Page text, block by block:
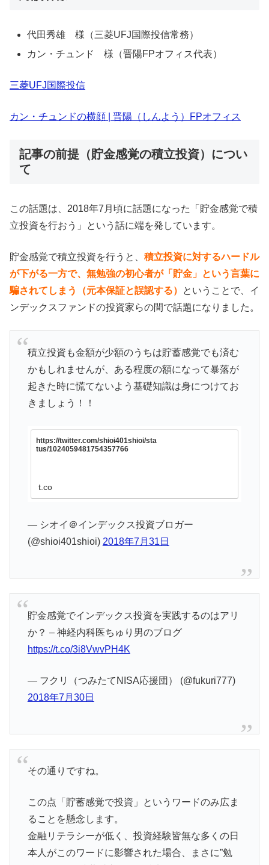
代田秀雄 様（三菱UFJ国際投信常務）
カン・チュンド 様（晋陽FPオフィス代表）
三菱UFJ国際投信
カン・チュンドの横顔 | 晋陽（しんよう）FPオフィス
記事の前提（貯金感覚の積立投資）につい
て
この話題は、2018年7月頃に話題になった「貯金感覚で積
立投資を行おう」という話に端を発しています。
貯金感覚で積立投資を行うと、 積立投資に対するハードル
が下がる一方で、無勉強の初心者が「貯金」という言葉に
騙されてしまう（元本保証と誤認する）
ということで、イ
ンデックスファンドの投資家らの間で話題になりました。
積立投資も金額が少額のうちは貯蓄感覚でも済む
かもしれませんが、ある程度の額になって暴落が
起きた時に慌てないよう基礎知識は身につけてお
きましょう！！
https://twitter.com/shioi401shioi/sta
tus/1024059481754357766
t.co
— シオイ＠インデックス投資ブロガー
(@shioi401shioi) 2018年7月31日
貯金感覚でインデックス投資を実践するのはアリ
か？ – 神経内科医ちゅり男のブログ
https://t.co/3i8VwvPH4K
— フクリ（つみたてNISA応援団） (@fukuri777)
2018年7月30日
その通りですね。
この点「貯蓄感覚で投資」というワードのみ広ま
ることを懸念します。
金融リテラシーが低く、投資経験皆無な多くの日
本人がこのワードに影響された場合、まさに”勉